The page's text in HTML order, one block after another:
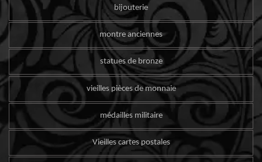
bijouterie
montre anciennes
statues de bronze
vieilles pièces de monnaie
médailles militaire
Vieilles cartes postales